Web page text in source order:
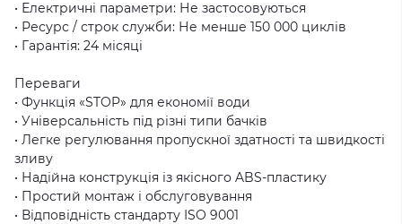
• Електричні параметри: Не застосовуються
• Ресурс / строк служби: Не менше 150 000 циклів
• Гарантія: 24 місяці
Переваги
• Функція «STOP» для економії води
• Універсальність під різні типи бачків
• Легке регулювання пропускної здатності та швидкості
зливу
• Надійна конструкція із якісного ABS-пластику
• Простий монтаж і обслуговування
• Відповідність стандарту ISO 9001